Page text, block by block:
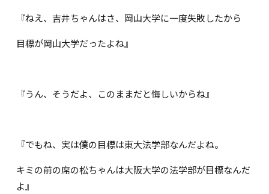
『ねえ、吉井ちゃんはさ、岡山大学に一度失敗したから
目標が岡山大学だったよね』
『うん、そうだよ、このままだと悔しいからね』
『でもね、実は僕の目標は東大法学部なんだよね。
キミの前の席の松ちゃんは大阪大学の法学部が目標なんだ
よ』